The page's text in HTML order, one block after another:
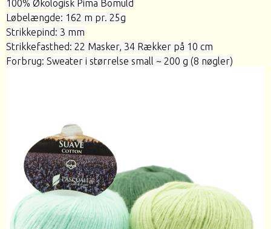
100% Økologisk Pima Bomuld
Løbelængde: 162 m pr. 25g
Strikkepind: 3 mm
Strikkefasthed: 22 Masker, 34 Rækker på 10 cm
Forbrug: Sweater i størrelse small ~ 200 g (8 nøgler)